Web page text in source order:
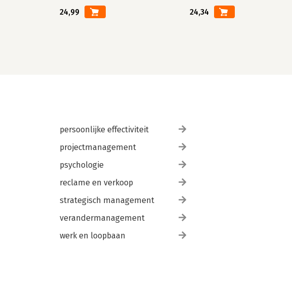
24,99 24,34
persoonlijke effectiviteit
projectmanagement
psychologie
reclame en verkoop
strategisch management
verandermanagement
werk en loopbaan